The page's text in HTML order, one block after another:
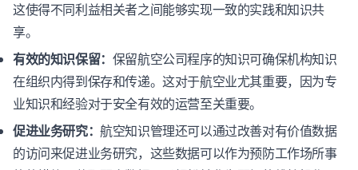
这使得不同利益相关者之间能够实现一致的实践和知识共
享。
有效的知识保留： 保留航空公司程序的知识可确保机构知识
在组织内得到保存和传递。这对于航空业尤其重要，因为专
业知识和经验对于安全有效的运营至关重要。
促进业务研究：航空知识管理还可以通过改善对有价值数据
的访问来促进业务研究，这些数据可以作为预防工作场所事